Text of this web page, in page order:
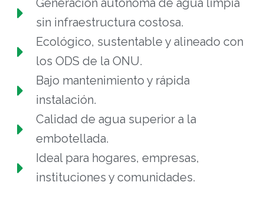
Generación autónoma de agua limpia
sin infraestructura costosa.
Ecológico, sustentable y alineado con
los ODS de la ONU.
Bajo mantenimiento y rápida
instalación.
Calidad de agua superior a la
embotellada.
Ideal para hogares, empresas,
instituciones y comunidades.